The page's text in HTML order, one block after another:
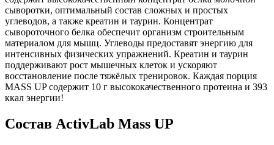
сыворотки, оптимальный состав сложных и простых
углеводов, а также креатин и таурин. Концентрат
сывороточного белка обеспечит организм строительным
материалом для мышц. Углеводы предоставят энергию для
интенсивных физических упражнений. Креатин и таурин
поддерживают рост мышечных клеток и ускоряют
восстановление после тяжёлых тренировок. Каждая порция
MASS UP содержит 10 г высококачественного протеина и 393
ккал энергии!
Состав ActivLab Mass UP